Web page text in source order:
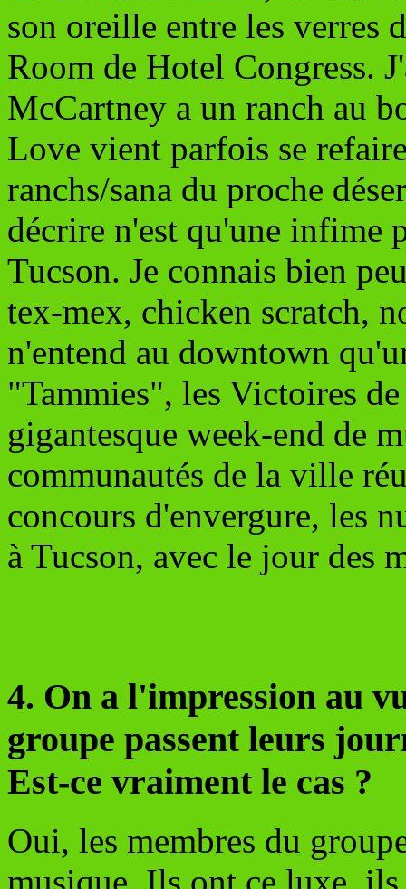
son oreille entre les verres
Room de Hotel Congress.
McCartney a un ranch au
Love vient parfois se
ranchs/sana du proche
décrire n'est qu'une infime
Tucson. Je connais bien
tex-mex, chicken scratch,
n'entend au downtown
"Tammies", les Victoires
gigantesque week-end de
communautés de la ville
concours d'envergure, les
à Tucson, avec le jour des
4. On a l'impression au
groupe passent leurs
Est-ce vraiment le cas ?
Oui, les membres du